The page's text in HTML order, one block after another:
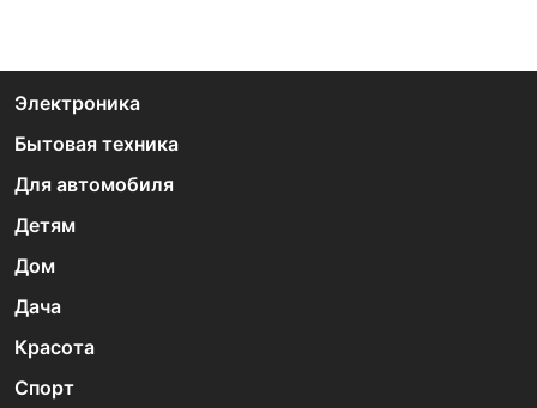
Электроника
Бытовая техника
Для автомобиля
Детям
Дом
Дача
Красота
Спорт